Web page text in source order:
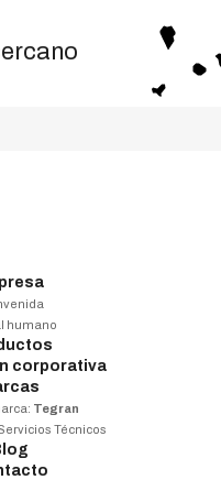
humano
corporativa
Tegran
Técnicos